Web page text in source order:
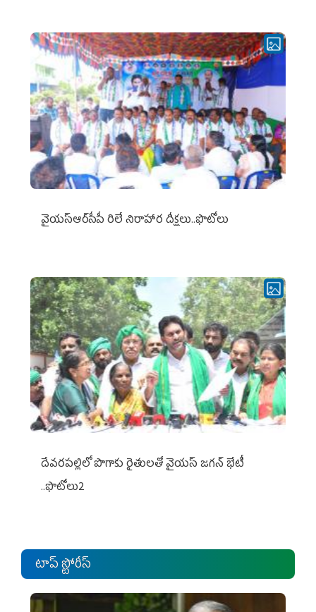
వైయ‌స్ఆర్‌సీపీ రిలే నిరాహార దీక్షలు..ఫొటోలు
దేవరపల్లిలో పొగాకు రైతులతో వైయస్ జగన్ భేటీ
..ఫొటోలు2
టాప్ స్టోరీస్